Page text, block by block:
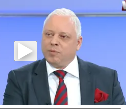
dieses Videos
an Youtube übertragen.
dazu erhalten Sie in der
.
Akzeptieren